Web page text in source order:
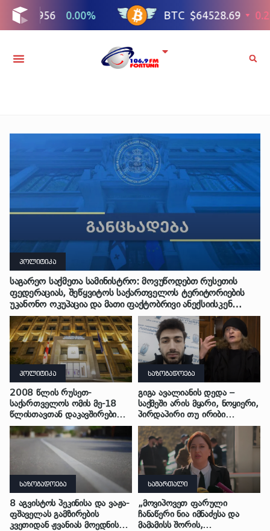
პოლიტიკა
საგარეო საქმეთა სამინისტრო: მოვუწოდებთ რუსეთის
ფედერაციას, შეწყვიტოს საქართველოს ტერიტორიების
უკანონო ოკუპაცია და მათი ფაქტობრივი ანექსიისკენ
მიმართული ქმედებები
პოლიტიკა
2008 წლის რუსეთ-
საქართველოს ომის მე-18
წლისთავთან დაკავშირებით
ადმინისტრაციულ შენობებზე
სახელმწიფო დროშები
საზოგადოება
გიგა ავალიანის დედა –
საქმეში არის მყარი, ნოყიერი,
პირდაპირი თუ ირიბი
მტკიცებულებები – ნია იმნაძეს
მაქსიმალური სასჯელი
მიესჯება – ჩვენ ნია იმნაძეს არ
ვედავებით იმას, რომ ეუბნება:
“წადი, მოკალი“, ეს
დაკვეთაა, ჩვენ ვამბობთ,
წაქეზებას, მანიპულირებას
საზოგადოება
8 აგვისტოს პეკინისა და ვაჟა-
ფშაველას გამზირების
კვეთიდან ჟვანიას მოედნის
სამართალი
„მოვიპოვეთ ფარული
ჩანაწერი ნია იმნაძესა და
მამამისს შორის,